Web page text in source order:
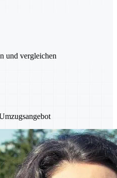
und vergleichen